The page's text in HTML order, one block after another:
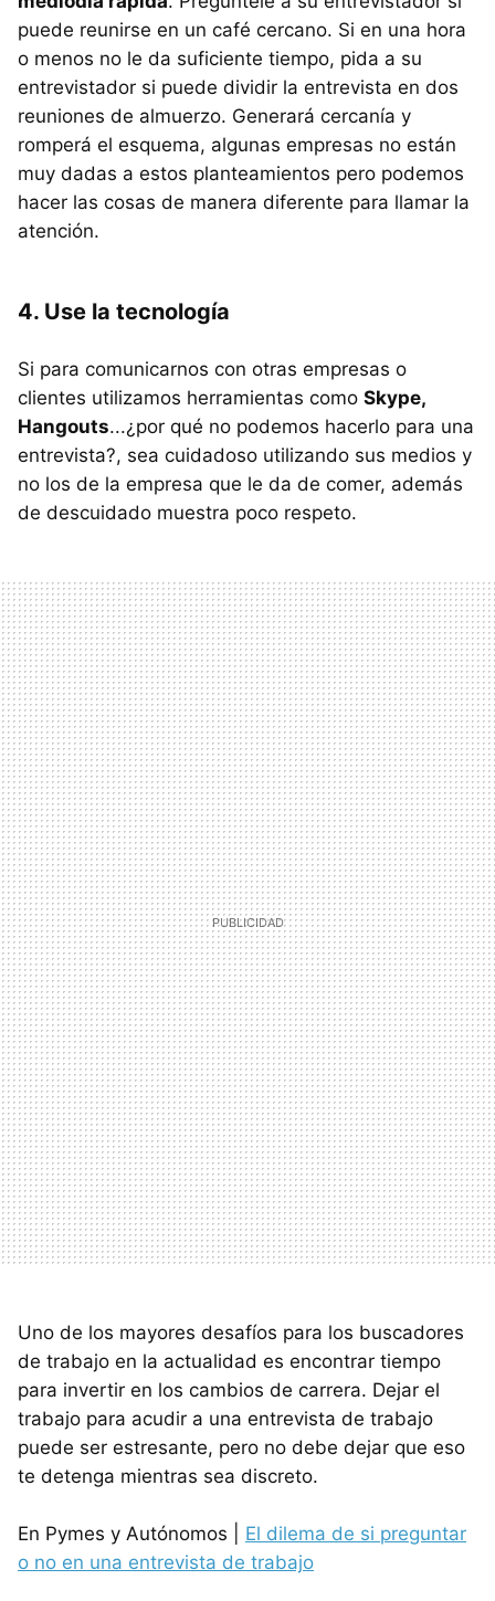
puede reunirse en un café cercano. Si en una hora
o menos no le da suficiente tiempo, pida a su
entrevistador si puede dividir la entrevista en dos
reuniones de almuerzo. Generará cercanía y
romperá el esquema, algunas empresas no están
muy dadas a estos planteamientos pero podemos
hacer las cosas de manera diferente para llamar la
atención.
4. Use la tecnología
Si para comunicarnos con otras empresas o
clientes utilizamos herramientas como Skype,
Hangouts...¿por qué no podemos hacerlo para una
entrevista?, sea cuidadoso utilizando sus medios y
no los de la empresa que le da de comer, además
de descuidado muestra poco respeto.
Uno de los mayores desafíos para los buscadores
de trabajo en la actualidad es encontrar tiempo
para invertir en los cambios de carrera. Dejar el
trabajo para acudir a una entrevista de trabajo
puede ser estresante, pero no debe dejar que eso
te detenga mientras sea discreto.
En Pymes y Autónomos | El dilema de si preguntar
o no en una entrevista de trabajo